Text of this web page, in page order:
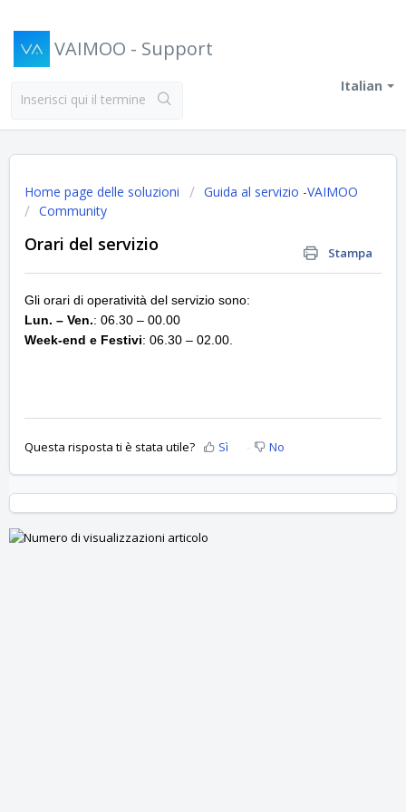
VAIMOO - Support
Italian
Home page delle soluzioni
Guida al servizio -VAIMOO
Community
Orari del servizio Stampa
Gli orari di operatività del servizio sono:
Lun. – Ven.: 06.30 – 00.00
Week-end e Festivi: 06.30 – 02.00.
Questa risposta ti è stata utile? Sì No